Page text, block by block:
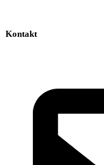
Kontakt